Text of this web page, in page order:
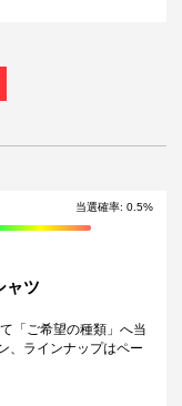
・返品・交換はいた
ジタルコンテンツ
等での公開、譲
す。
選権利の譲渡、オー
止しております。
意ができなくなる場
てご連絡させていただ
ない程度の微細なキ
当選確率: 0.5%
ャツ
「ご希望の種類」へ当
、ラインナップはペー